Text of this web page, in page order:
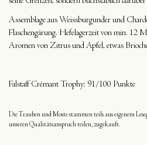
Assemblage aus Weissburgunder und
Flaschengärung. Hefelagerzeit von min. 12
Aromen von Zitrus und Apfel, etwas
Falstaff Crémant Trophy: 91/100 Punkte
Die Trauben und Moste stammen teils aus eigenem
unseren Qualitätsanspruch teilen, zugekauft.